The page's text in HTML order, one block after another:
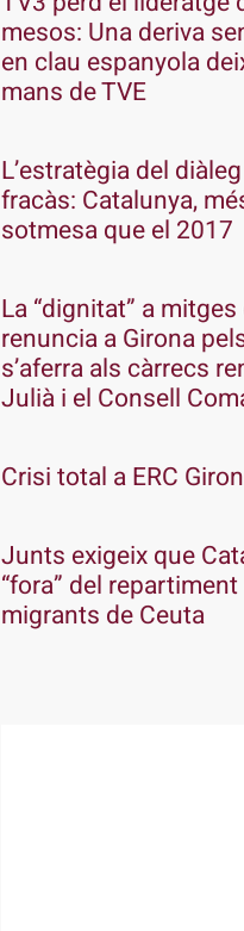
mesos: Una deriva
en clau espanyola
mans de TVE
L’estratègia del
fracàs: Catalunya,
sotmesa que el 2017
La “dignitat” a
renuncia a Girona
s’aferra als càrrecs
Julià i el Consell
Crisi total a ERC
Junts exigeix que
“fora” del
migrants de Ceuta